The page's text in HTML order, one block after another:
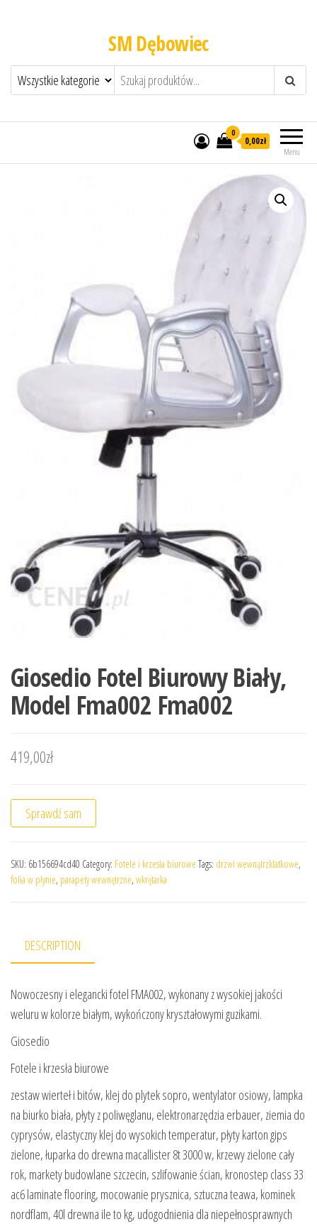
SM Dębowiec
Menu
0
0,00zł
Giosedio Fotel Biurowy Biały,
Model Fma002 Fma002
419,00zł
Sprawdź sam
SKU: 6b156694cd40 Category: Fotele i krzesła biurowe Tags: drzwi wewnątrzklatkowe,
folia w płynie, parapety wewnętrzne, wkrętarka
DESCRIPTION
Nowoczesny i elegancki fotel FMA002, wykonany z wysokiej jakości
weluru w kolorze białym, wykończony kryształowymi guzikami.
Giosedio
Fotele i krzesła biurowe
zestaw wierteł i bitów, klej do plytek sopro, wentylator osiowy, lampka
na biurko biała, płyty z poliwęglanu, elektronarzędzia erbauer, ziemia do
cyprysów, elastyczny klej do wysokich temperatur, płyty karton gips
zielone, łuparka do drewna macallister 8t 3000 w, krzewy zielone cały
rok, markety budowlane szczecin, szlifowanie ścian, kronostep class 33
ac6 laminate flooring, mocowanie prysznica, sztuczna teawa, kominek
nordflam, 40l drewna ile to kg, udogodnienia dla niepełnosprawnych